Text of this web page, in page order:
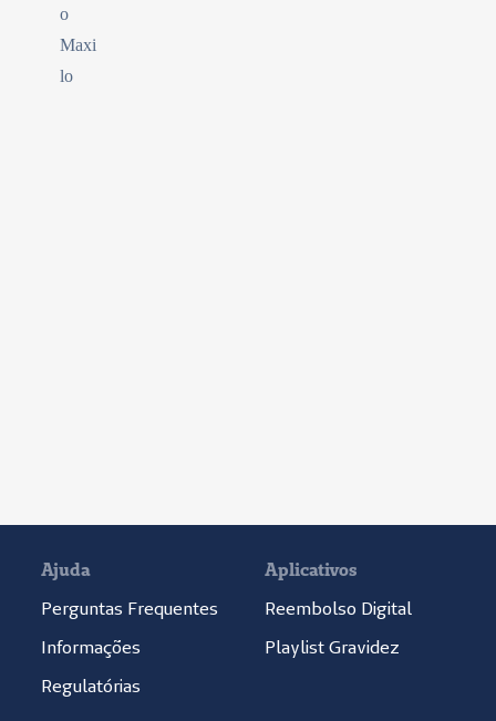
o
Maxi
lo
Ajuda
Perguntas Frequentes
Informações
Regulatórias
Aplicativos
Reembolso Digital
Playlist Gravidez